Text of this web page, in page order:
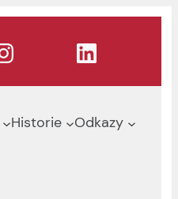
Historie Odkazy